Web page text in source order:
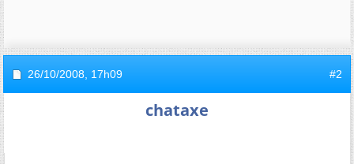
26/10/2008, 17h09 #2
chataxe